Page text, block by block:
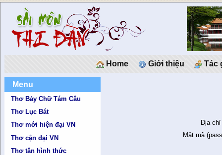
Home Giới thiệu Tác
Menu
Thơ Bảy Chữ Tám Câu
Thơ Lục Bát
Thơ mới hiện đại VN
Thơ cận đại VN
Thơ tân hình thức
Địa chỉ
Mật mã